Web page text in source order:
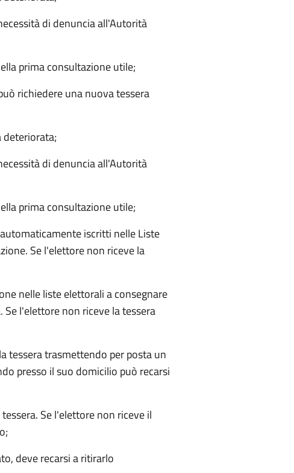
di denuncia all'Autorità
prima consultazione utile;
richiedere una nuova tessera
deteriorata;
di denuncia all'Autorità
prima consultazione utile;
iscritti nelle Liste
Se l'elettore non riceve la
nelle liste elettorali a consegnare
l'elettore non riceve la tessera
tessera trasmettendo per posta un
presso il suo domicilio può recarsi
Se l'elettore non riceve il
deve recarsi a ritirarlo